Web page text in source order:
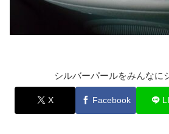
シルバーパールをみんなに
X Facebook